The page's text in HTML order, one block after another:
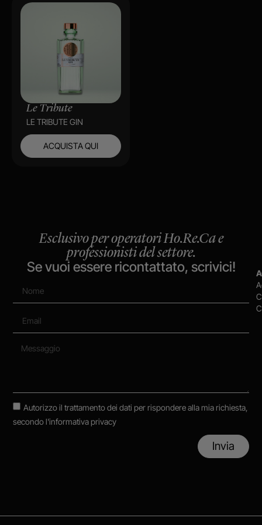
Le Tribute
LE TRIBUTE GIN
ACQUISTA QUI
Esclusivo per operatori Ho.Re.Ca e
professionisti del settore.
Se vuoi essere ricontattato, scrivici!
Autorizzo il trattamento dei dati per rispondere alla mia richiesta,
secondol'informativa privacy
Invia